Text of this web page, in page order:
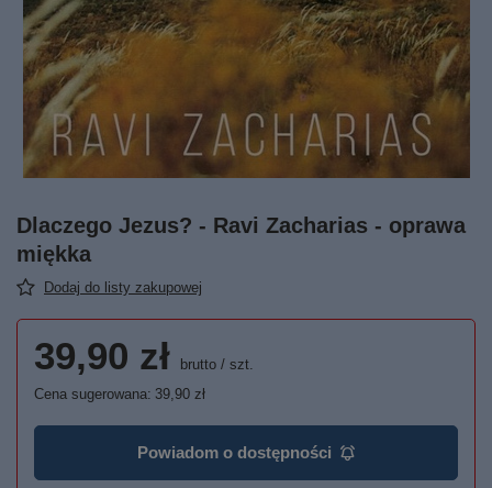
Dlaczego Jezus? - Ravi Zacharias - oprawa
miękka
Dodaj do listy zakupowej
39,90 zł brutto / szt.
Cena sugerowana: 39,90 zł
Powiadom o dostępności